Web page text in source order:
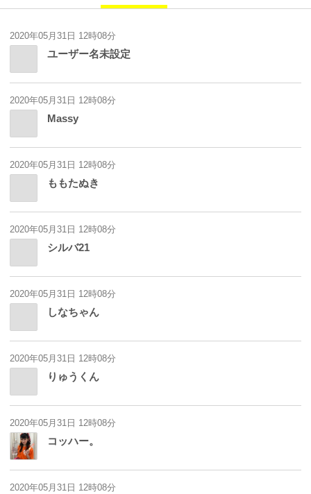
2020年05月31日 12時08分
ユーザー名未設定
2020年05月31日 12時08分
Massy
2020年05月31日 12時08分
ももたぬき
2020年05月31日 12時08分
シルバ21
2020年05月31日 12時08分
しなちゃん
2020年05月31日 12時08分
りゅうくん
2020年05月31日 12時08分
コッハー。
2020年05月31日 12時08分